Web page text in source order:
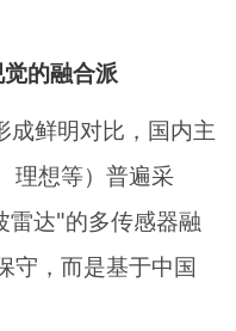
的融合派
成鲜明对比，国内主
理想等）普遍采
雷达"的多传感器融
守，而是基于中国